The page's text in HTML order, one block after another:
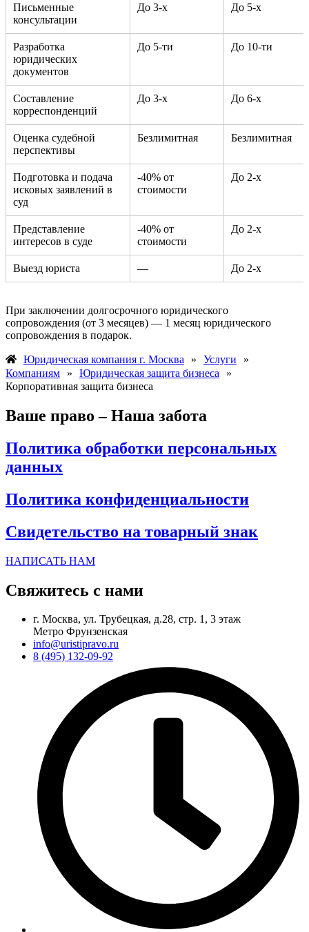
Письменные
консультации
До 3-х До 5-х
Разработка
юридических
документов
До 5-ти До 10-ти
Составление
корреспонденций
До 3-х До 6-х
Оценка судебной
перспективы
Безлимитная Безлимитная
Подготовка и подача
исковых заявлений в
суд
-40% от
стоимости
До 2-х
Представление
интересов в суде
-40% от
стоимости
До 2-х
Выезд юриста — До 2-х
При заключении долгосрочного юридического
сопровождения (от 3 месяцев) — 1 месяц юридического
сопровождения в подарок.
Юридическая компания г. Москва » Услуги
»
Компаниям
» Юридическая защита бизнеса
»
Корпоративная защита бизнеса
Ваше право – Наша забота
Политика обработки персональных
данных
Политика конфиденциальности
Свидетельство на товарный знак
НАПИСАТЬ НАМ
Свяжитесь с нами
г. Москва, ул. Трубецкая, д.28, стр. 1, 3 этаж
Метро Фрунзенская
info@uristipravo.ru
8 (495) 132-09-92